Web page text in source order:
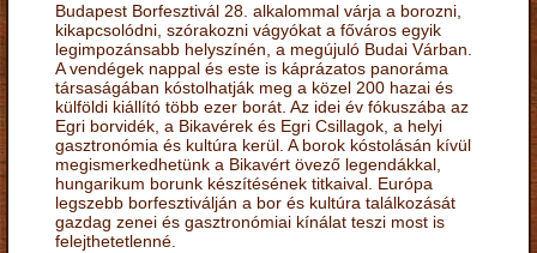
Budapest Borfesztivál 28. alkalommal várja a borozni,
kikapcsolódni, szórakozni vágyókat a főváros egyik
legimpozánsabb helyszínén, a megújuló Budai Várban.
A vendégek nappal és este is káprázatos panoráma
társaságában kóstolhatják meg a közel 200 hazai és
külföldi kiállító több ezer borát. Az idei év fókuszába az
Egri borvidék, a Bikavérek és Egri Csillagok, a helyi
gasztronómia és kultúra kerül. A borok kóstolásán kívül
megismerkedhetünk a Bikavért övező legendákkal,
hungarikum borunk készítésének titkaival. Európa
legszebb borfesztiválján a bor és kultúra találkozását
gazdag zenei és gasztronómiai kínálat teszi most is
felejthetetlenné.